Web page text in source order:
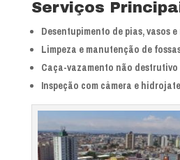
Serviços
Desentupimento de pias, vasos
Limpeza e manutenção de
Caça-vazamento não destrutivo
Inspeção com câmera e